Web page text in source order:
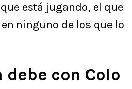
está jugando, el que
ninguno de los que lo
con Colo